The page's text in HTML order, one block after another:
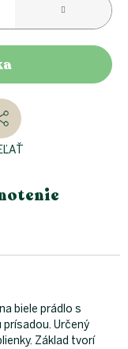
biele prádlo s
Určený
Základ tvorí